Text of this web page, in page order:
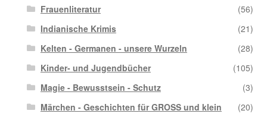
Frauenliteratur
(56)
Indianische Krimis
(21)
Kelten - Germanen - unsere Wurzeln
(28)
Kinder- und Jugendbücher
(105)
Magie - Bewusstsein - Schutz
(3)
Märchen - Geschichten für GROSS und klein
(20)